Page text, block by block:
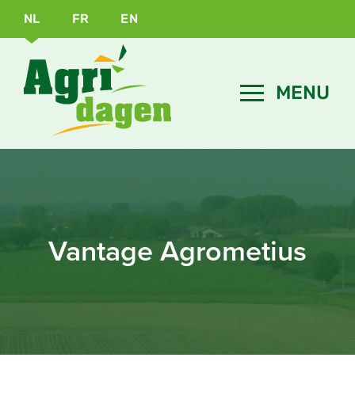
NL FR EN
Vantage Agrometius